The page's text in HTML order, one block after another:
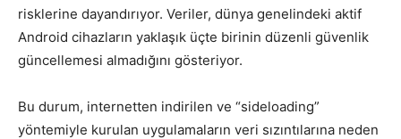
risklerine dayandırıyor. Veriler, dünya genelindeki aktif
Android cihazların yaklaşık üçte birinin düzenli güvenlik
güncellemesi almadığını gösteriyor.
Bu durum, internetten indirilen ve “sideloading”
yöntemiyle kurulan uygulamaların veri sızıntılarına neden